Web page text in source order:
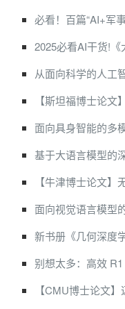
必看！百篇“AI+军
2025必看AI干货!
从面向科学的人工
【斯坦福博士论
面向具身智能的多
基于大语言模型的
【牛津博士论文
面向视觉语言模型
新书册《几何深度
别想太多：高效
【CMU博士论文